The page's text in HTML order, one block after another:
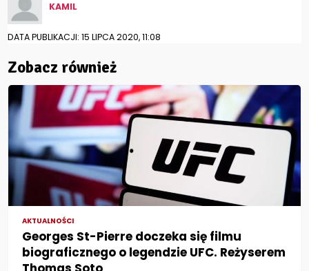
KAMIL
DATA PUBLIKACJI: 15 LIPCA 2020, 11:08
Zobacz również
AKTUALNOŚCI
Georges St-Pierre doczeka się filmu
biograficznego o legendzie UFC. Reżyserem